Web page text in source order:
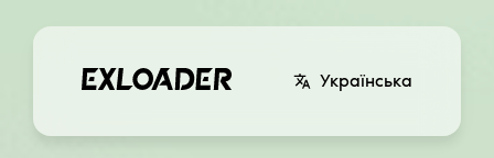
Українська